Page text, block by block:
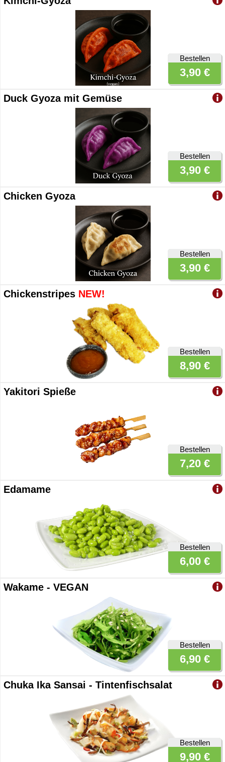
Bestellen
3,90 €
Duck Gyoza mit Gemüse
Bestellen
3,90 €
Chicken Gyoza
Bestellen
3,90 €
Chickenstripes NEW!
Bestellen
8,90 €
Yakitori Spieße
Bestellen
7,20 €
Edamame
Bestellen
6,00 €
Wakame - VEGAN
Bestellen
6,90 €
Chuka Ika Sansai - Tintenfischsalat
Bestellen
9,90 €